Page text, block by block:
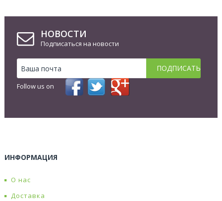
НОВОСТИ
Подписаться на новости
Follow us on
ИНФОРМАЦИЯ
О нас
Доставка